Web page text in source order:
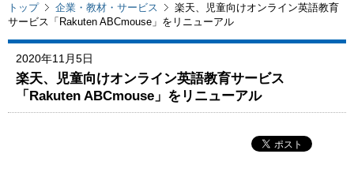
トップ 企業・教材・サービス
楽天、児童向けオンライン英語教育
サービス「Rakuten ABCmouse」をリニューアル
2020年11月5日
楽天、児童向けオンライン英語教育サービス
「Rakuten ABCmouse」をリニューアル